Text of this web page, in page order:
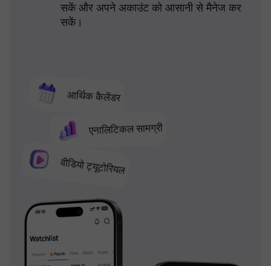
आर्थिक कैलेंडर
एनालिटिकल सामग्री
वीडियो ट्यूटोरियल
सकें और अपने अकाउंट को आसानी से मैनेज कर
सकें।